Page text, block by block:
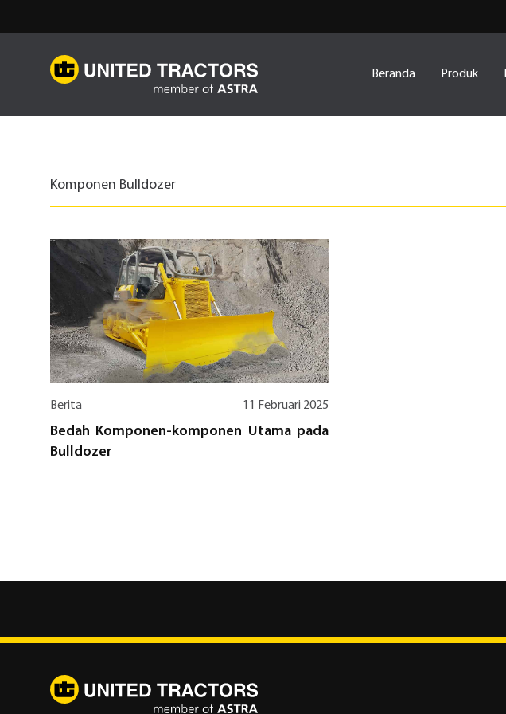
Beranda Produk
Komponen Bulldozer
Berita 11 Februari 2025
Bedah Komponen-komponen Utama pada
Bulldozer